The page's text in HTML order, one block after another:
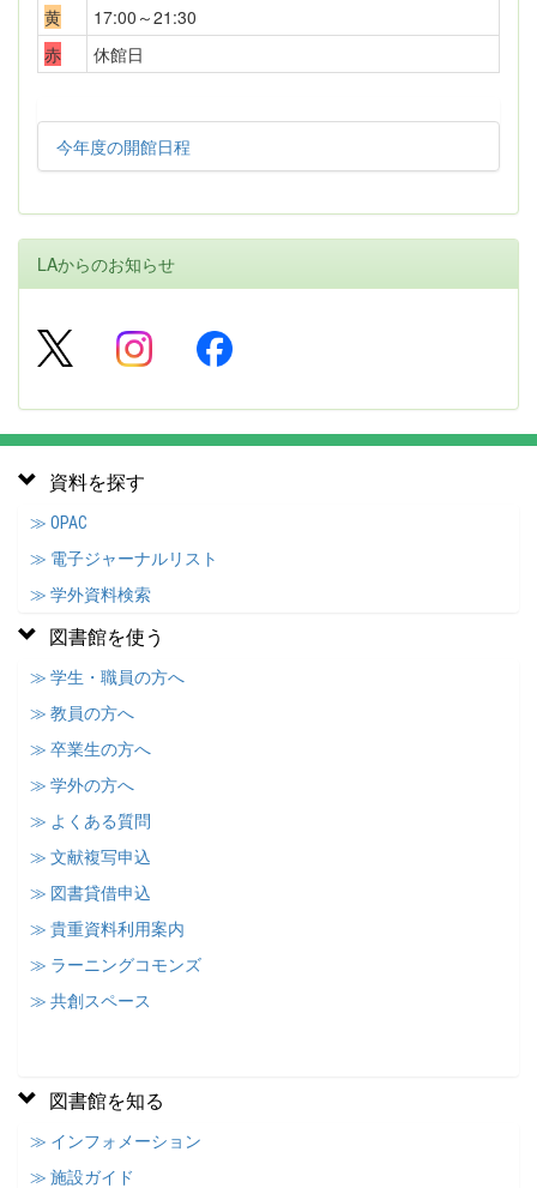
黄
17:00～21:30
赤
休館日
今年度の開館日程
LAからのお知らせ
資料を探す
≫ OPAC
≫ 電子ジャーナルリスト
≫ 学外資料検索
図書館を使う
≫ 学生・職員の方へ
≫ 教員の方へ
≫ 卒業生の方へ
≫ 学外の方へ
≫ よくある質問
≫ 文献複写申込
≫ 図書貸借申込
≫ 貴重資料利用案内
≫ ラーニングコモンズ
≫ 共創スペース
図書館を知る
≫ インフォメーション
≫ 施設ガイド